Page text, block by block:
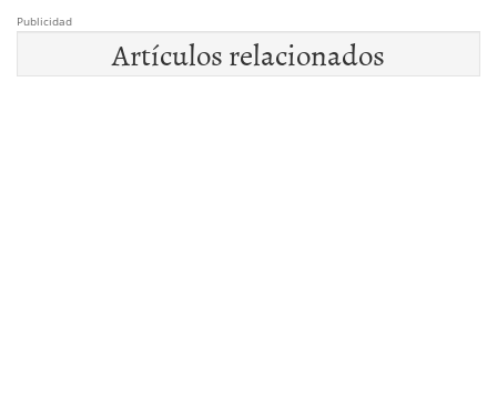
Publicidad
Artículos relacionados